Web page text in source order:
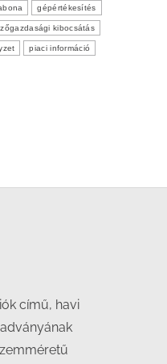
gépértékesítés
kibocsátás
piaci információ
című, havi